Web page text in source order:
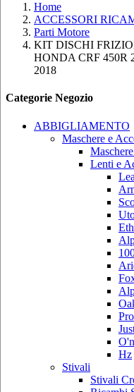
Home
ACCESSORI
Parti Motore
KIT DISCHI
HONDA CRF 450R
2018
Categorie Negozio
ABBIGLIAMENTO
Maschere e
Lenti e
Hz
Stivali
Stivali